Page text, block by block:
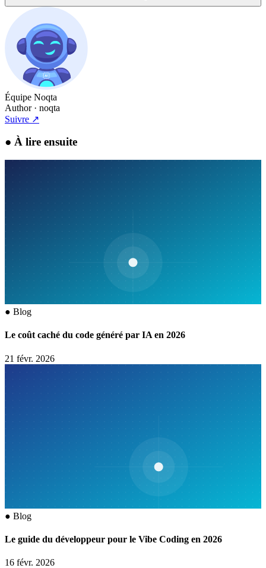
Équipe Noqta
Author· noqta
Suivre ↗
● À lire ensuite
● Blog
Le coût caché du code généré par IA en 2026
21 févr. 2026
● Blog
Le guide du développeur pour le Vibe Coding en 2026
16 févr. 2026